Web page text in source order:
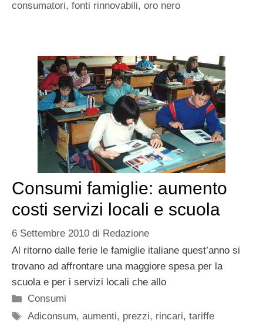
consumatori, fonti rinnovabili, oro nero
Consumi famiglie: aumento
costi servizi locali e scuola
6 Settembre 2010 di Redazione
Al ritorno dalle ferie le famiglie italiane quest’anno si
trovano ad affrontare una maggiore spesa per la
scuola e per i servizi locali che allo
Categorie
Consumi
Tag
Adiconsum,aumenti, prezzi, rincari,tariffe